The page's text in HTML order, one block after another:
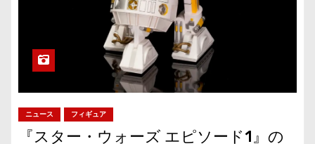
ニュース フィギュア
『スター・ウォーズ エピソード1』の